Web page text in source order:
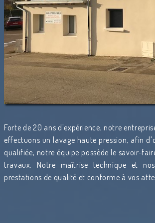
Forte de 20 ans d'expérience, notre
effectuons un lavage haute pression, afin
qualifiée, notre équipe possède le savoir-
travaux. Notre maîtrise technique et
prestations de qualité et conforme à vos